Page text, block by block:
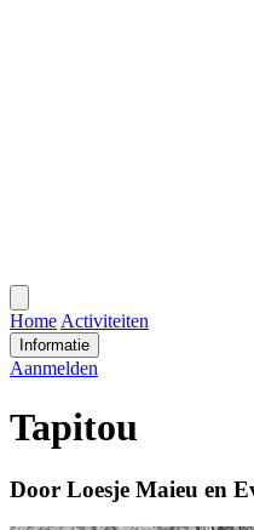
menu
Home Activiteiten
Informatie
Aanmelden
Tapitou
Door Loesje Maieu en